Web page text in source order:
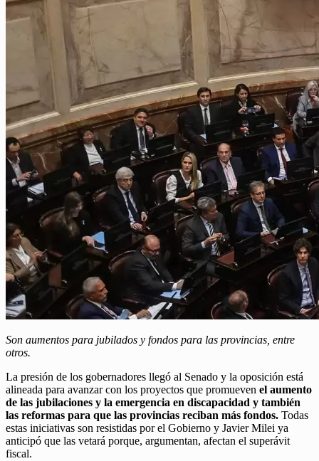
Son aumentos para jubilados y fondos para las provincias, entre
otros.
La presión de los gobernadores llegó al Senado y la oposición está
alineada para avanzar con los proyectos que promueven el aumento
de las jubilaciones y la emergencia en discapacidad y también
las reformas para que las provincias reciban más fondos. Todas
estas iniciativas son resistidas por el Gobierno y Javier Milei ya
anticipó que las vetará porque, argumentan, afectan el superávit
fiscal.